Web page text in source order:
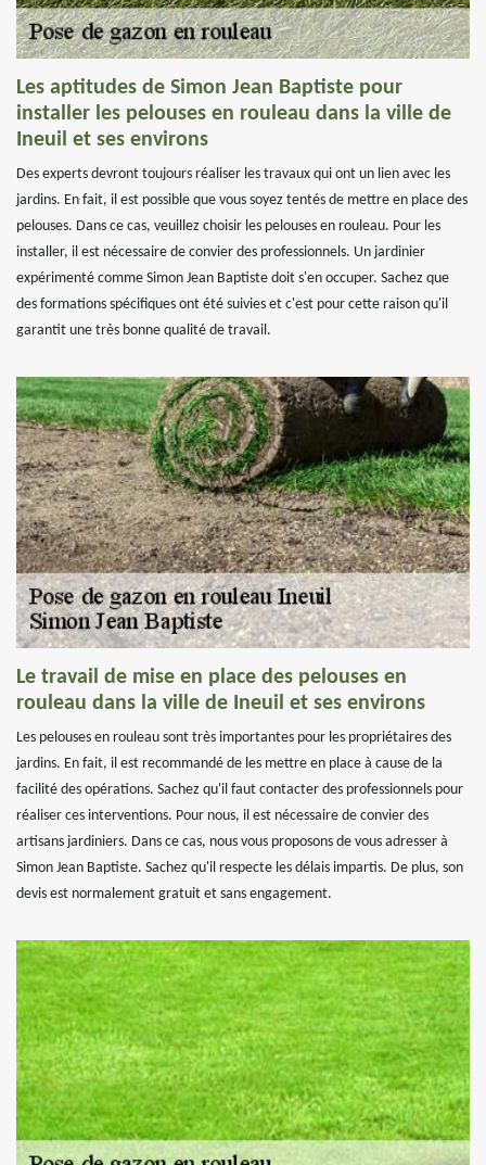
Les aptitudes de Simon Jean Baptiste pour
installer les pelouses en rouleau dans la ville de
Ineuil et ses environs
Des experts devront toujours réaliser les travaux qui ont un lien avec les
jardins. En fait, il est possible que vous soyez tentés de mettre en place des
pelouses. Dans ce cas, veuillez choisir les pelouses en rouleau. Pour les
installer, il est nécessaire de convier des professionnels. Un jardinier
expérimenté comme Simon Jean Baptiste doit s'en occuper. Sachez que
des formations spécifiques ont été suivies et c'est pour cette raison qu'il
garantit une très bonne qualité de travail.
Le travail de mise en place des pelouses en
rouleau dans la ville de Ineuil et ses environs
Les pelouses en rouleau sont très importantes pour les propriétaires des
jardins. En fait, il est recommandé de les mettre en place à cause de la
facilité des opérations. Sachez qu'il faut contacter des professionnels pour
réaliser ces interventions. Pour nous, il est nécessaire de convier des
artisans jardiniers. Dans ce cas, nous vous proposons de vous adresser à
Simon Jean Baptiste. Sachez qu'il respecte les délais impartis. De plus, son
devis est normalement gratuit et sans engagement.